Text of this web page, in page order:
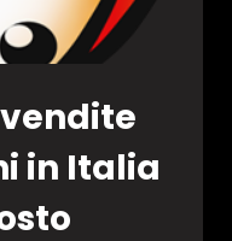
in Italia